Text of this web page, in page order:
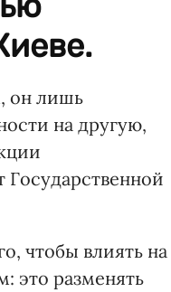
он лишь
на другую,
чтобы влиять на
это разменять